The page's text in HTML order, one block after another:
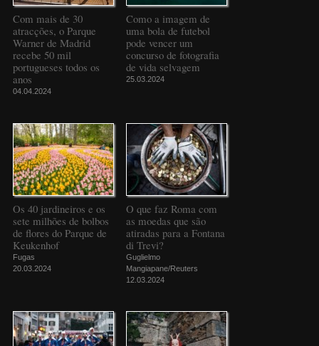
Com mais de 30
atracções, o Parque
Warner de Madrid
recebe 50 mil
portugueses todos os
anos
04.04.2024
Como a imagem de
uma bola de futebol
pode vencer um
concurso de fotografia
de vida selvagem
25.03.2024
Os 40 jardineiros e os
sete milhões de bolbos
de flores do Parque de
Keukenhof
Fugas
20.03.2024
O que faz Roma com
as moedas que são
atiradas para a Fontana
di Trevi?
Guglielmo
Mangiapane/Reuters
12.03.2024